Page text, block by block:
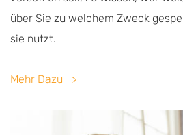
über Sie zu welchem Zweck
sie nutzt.
Mehr Dazu